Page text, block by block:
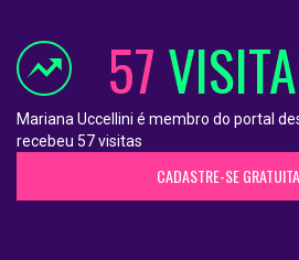
57
Mariana Uccellini é membro do portal
recebeu 57 visitas
CADASTRE-SE